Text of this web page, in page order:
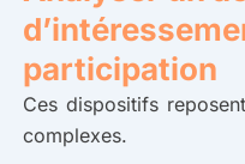
participation
Ces dispositifs
complexes.